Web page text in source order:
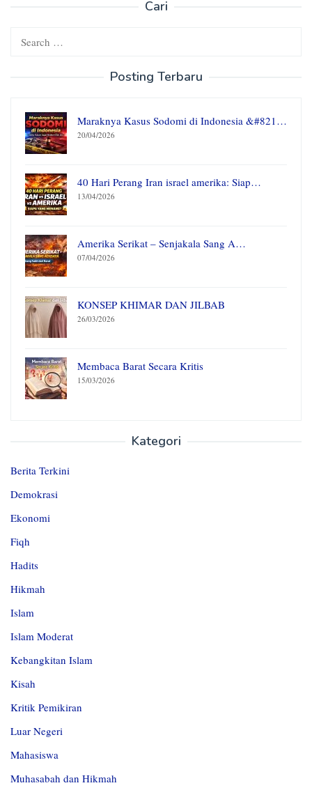
Cari
Posting Terbaru
Maraknya Kasus Sodomi di Indonesia &#821…
20/04/2026
40 Hari Perang Iran israel amerika: Siap…
13/04/2026
Amerika Serikat – Senjakala Sang A…
07/04/2026
KONSEP KHIMAR DAN JILBAB
26/03/2026
Membaca Barat Secara Kritis
15/03/2026
Kategori
Berita Terkini
Demokrasi
Ekonomi
Fiqh
Hadits
Hikmah
Islam
Islam Moderat
Kebangkitan Islam
Kisah
Kritik Pemikiran
Luar Negeri
Mahasiswa
Muhasabah dan Hikmah